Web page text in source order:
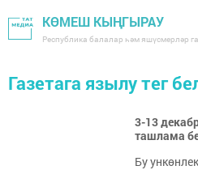
КӨМЕШ КЫҢГЫРАУ
Республика балалар һәм яшүсмерләр
Газетага язылу тег
3-13
ташлама
Бу